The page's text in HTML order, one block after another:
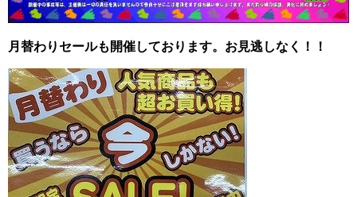
月替わりセールも開催しております。 お見逃しなく！！